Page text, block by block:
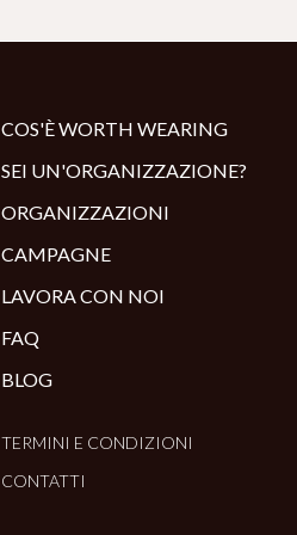
COS'È WORTH WEARING
SEI UN'ORGANIZZAZIONE?
ORGANIZZAZIONI
CAMPAGNE
LAVORA CON NOI
FAQ
BLOG
TERMINI E CONDIZIONI
CONTATTI